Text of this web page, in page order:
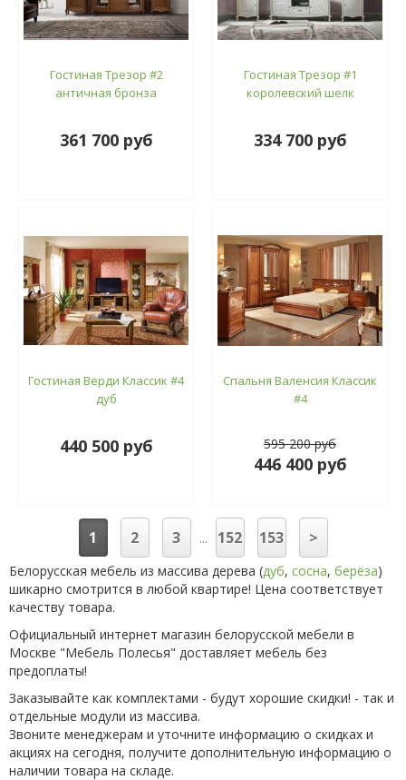
Гостиная Трезор #2
античная бронза
361 700 руб
Гостиная Трезор #1
королевский шелк
334 700 руб
Гостиная Верди Классик #4
дуб
440 500 руб
Спальня Валенсия Классик
#4
595 200 руб
446 400 руб
1 2 3 ... 152 153 >
Белорусская мебель из массива дерева (дуб, сосна, берёза)
шикарно смотрится в любой квартире! Цена соответствует
качеству товара.
Официальный интернет магазин белорусской мебели в
Москве "Мебель Полесья" доставляет мебель без
предоплаты!
Заказывайте как комплектами - будут хорошие скидки! - так и
отдельные модули из массива.
Звоните менеджерам и уточните информацию о скидках и
акциях на сегодня, получите дополнительную информацию о
наличии товара на складе.